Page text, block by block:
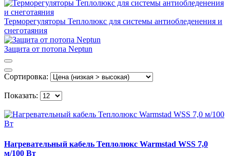
Терморегуляторы Теплолюкс для системы антиобледенения и
снеготаяния
Защита от потопа Neptun
Сортировка:
Показать:
Нагревательный кабель Теплолюкс Warmstad WSS 7,0
м/100 Вт